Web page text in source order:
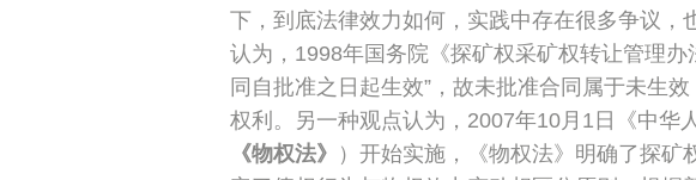
下，到底法律效力如何，实践中存在很多争议，
认为，1998年国务院《探矿权采矿权转让管理办
同自批准之日起生效”，故未批准合同属于未生
权利。另一种观点认为，2007年10月1日《中华
《物权法》 ）开始实施，《物权法》明确了探矿
让
纠
纷
实
务